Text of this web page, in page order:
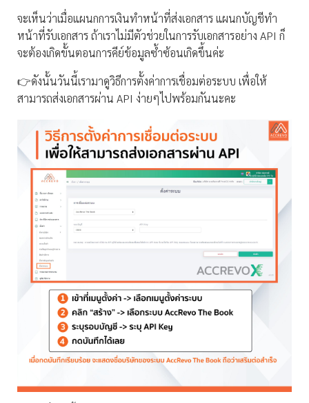
จะเห็นว่าเมื่อแผนกการเงินทำหน้าที่ส่งเอกสาร แผนกบัญชีทำ
หน้าที่รับเอกสาร ถ้าเราไม่มีตัวช่วยในการรับเอกสารอย่าง API ก็
จะต้องเกิดขั้นตอนการคีย์ข้อมูลซ้ำซ้อนเกิดขึ้นค่ะ
👉ดังนั้นวันนี้เรามาดูวิธีการตั้งค่าการเชื่อมต่อระบบ เพื่อให้
สามารถส่งเอกสารผ่าน API ง่ายๆไปพร้อมกันนะคะ